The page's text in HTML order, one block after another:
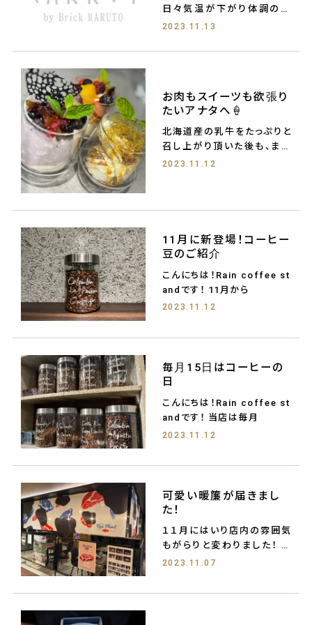
日々気温が下がり体調の方
は崩され
2023.11.13
お肉もスイーツも欲張り
たいアナタへ🍦
北海道産の乳牛をたっぷりと
召し上がり頂いた後も、まだ
まだ北海道をご堪能
2023.11.12
11月に新登場！コーヒー
豆のご紹介
こんにちは！Rain coffee st
andです！ 11月から
2023.11.12
毎月15日はコーヒーの
日
こんにちは！Rain coffee st
andです！ 当店は毎月
2023.11.12
可愛い暖簾が届きまし
た！
１１月にはいり店内の雰囲気
もがらりと変わりました！ お
しゃれなフ
2023.11.07